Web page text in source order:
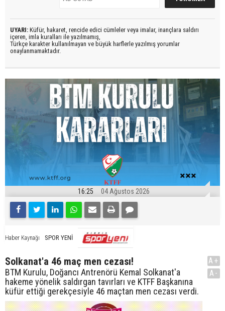
UYARI: Küfür, hakaret, rencide edici cümleler veya imalar, inançlara saldırı
içeren, imla kuralları ile yazılmamış,
Türkçe karakter kullanılmayan ve büyük harflerle yazılmış yorumlar
onaylanmamaktadır.
16:25 04 Ağustos 2026
Haber Kaynağı SPOR YENİ
Solkanat'a 46 maç men cezası!
BTM Kurulu, Doğancı Antrenörü Kemal Solkanat'a
hakeme yönelik saldırgan tavırları ve KTFF Başkanına
küfür ettiği gerekçesiyle 46 maçtan men cezası verdi.
A+
A-